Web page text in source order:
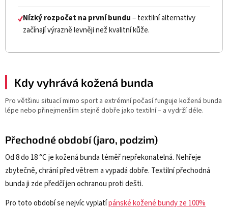
✔Nízký rozpočet na první bundu– textilní alternativy
začínají výrazně levněji než kvalitní kůže.
Kdy vyhrává kožená bunda
Pro většinu situací mimo sport a extrémní počasí funguje kožená bunda
lépe nebo přinejmenším stejně dobře jako textilní – a vydrží déle.
Přechodné období (jaro, podzim)
Od 8 do 18 °C je kožená bunda téměř nepřekonatelná. Nehřeje
zbytečně, chrání před větrem a vypadá dobře. Textilní přechodná
bunda ji zde předčí jen ochranou proti dešti.
Pro toto období se nejvíc vyplatípánské kožené bundy ze 100%